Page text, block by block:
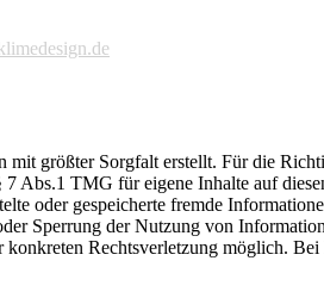
mit größter Sorgfalt erstellt. Für die
Abs.1 TMG für eigene Inhalte auf
oder gespeicherte fremde
Sperrung der Nutzung von
Rechtsverletzung möglich.